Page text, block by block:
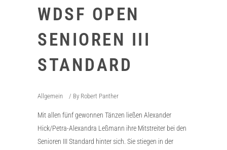
WDSF OPEN
SENIOREN III
STANDARD
Allgemein By Robert Panther
Mit allen fünf gewonnen Tänzen ließen Alexander
Hick/Petra-Alexandra Leßmann ihre Mitstreiter bei den
Senioren III Standard hinter sich. Sie stiegen in der